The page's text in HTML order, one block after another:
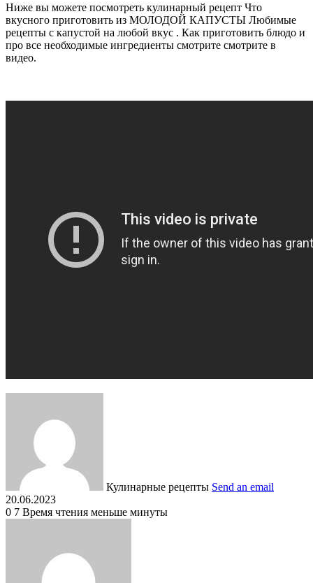
Ниже вы можете посмотреть кулинарный рецепт Что
вкусного приготовить из МОЛОДОЙ КАПУСТЫ Любимые
рецепты с капустой на любой вкус . Как приготовить блюдо и
про все необходимые ингредиенты смотрите смотрите в
видео.
Кулинарные рецепты Send an email
20.06.2023
0 7 Время чтения меньше минуты